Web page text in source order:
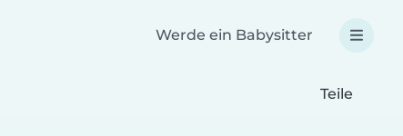
Werde ein Babysitter
Teile